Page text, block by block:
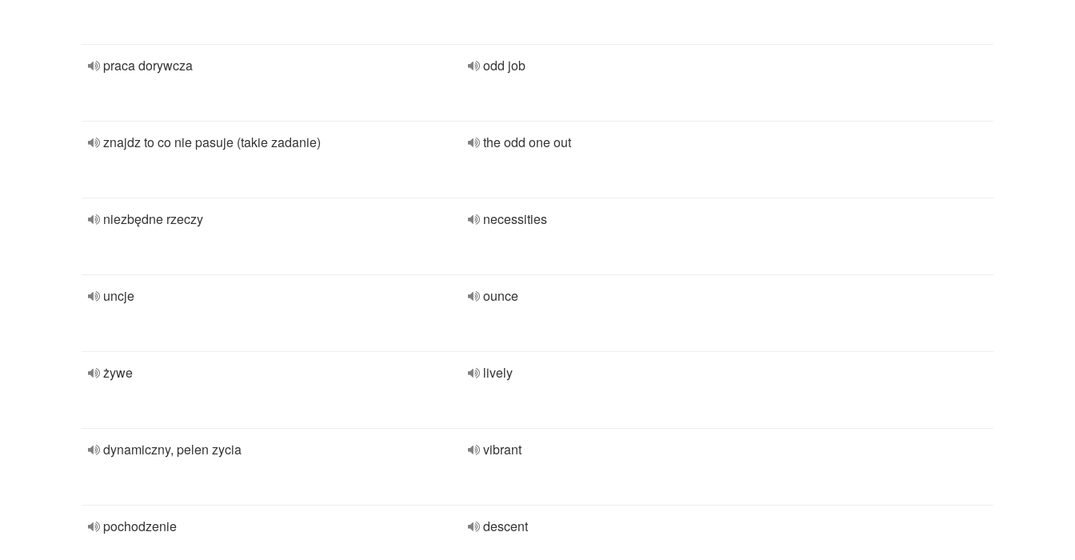
praca dorywcza odd job
znajdz to co nie pasuje (takie zadanie) the odd one out
niezbędne rzeczy necessities
uncje ounce
żywe lively
dynamiczny, pelen zycia vibrant
pochodzenie descent